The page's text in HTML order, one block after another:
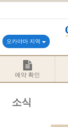
오카야마 지역
예약 확인
소식